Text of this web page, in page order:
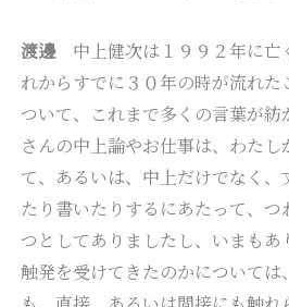
渡邊中上健次は１９９２年に亡
れからすでに３０年の時が流れ
ついて、これまで多くの言葉が
さんの中上論やお仕事は、わた
て、あるいは、中上だけでなく
たり書いたりするにあたって、つ
つとしてありましたし、いまもあ
触発を受けてきたのかについては